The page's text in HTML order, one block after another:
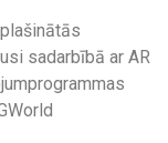
sadarbībā ar AR